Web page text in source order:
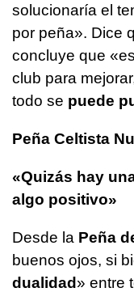
solucionaría el
por peña». Dice
concluye que
club para
todo se puede
Peña Celtista
«Quizás hay
algo positivo»
Desde la Peña
buenos ojos, si
dualidad» entre